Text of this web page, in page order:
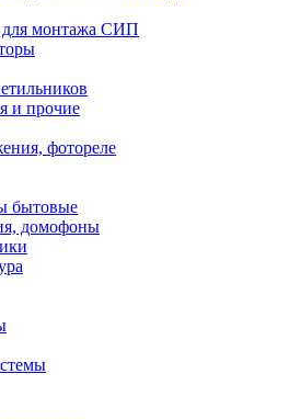
для монтажа СИП
и прочие
фотореле
бытовые
домофоны